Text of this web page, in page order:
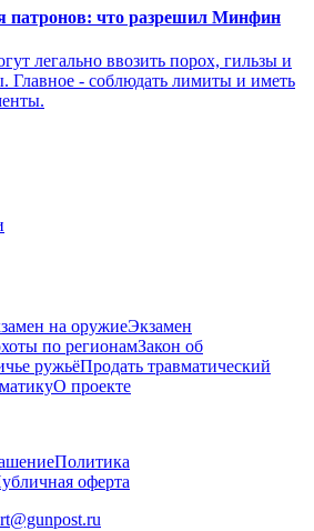
патронов: что разрешил Минфин
легально ввозить порох, гильзы и
Главное - соблюдать лимиты и иметь
на оружиеЭкзамен
по регионамЗакон об
ружьёПродать травматический
О проекте
Политика
оферта